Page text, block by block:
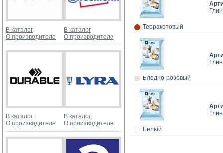
В каталог
О производителе
В каталог
О производителе
В каталог
О производителе
В каталог
О производителе
Терракотовый
Бледно-розовый
Белый